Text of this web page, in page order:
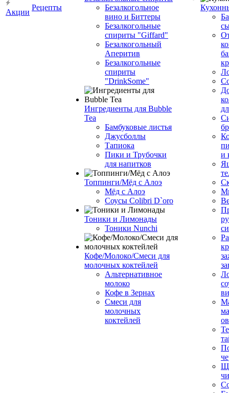
Акции
Рецепты
Безалкогольное
вино и Биттеры
Безалкогольные
спириты "Giffard"
Безалкогольный
Аперитив
Безалкогольные
спириты
"DrinkSome"
Ингредиенты для Bubble
Tea
Бамбуковые листья
Джусболлы
Тапиока
Пики и Трубочки
для напитков
Топпинги/Мёд с Алоэ
Мёд с Алоэ
Соусы Colibri D`oro
Тоники и Лимонады
Тоники Nunchi
Кофе/Молоко/Смеси для
молочных коктейлей
Альтернативное
молоко
Кофе в Зернах
Смеси для
молочных
коктейлей
и